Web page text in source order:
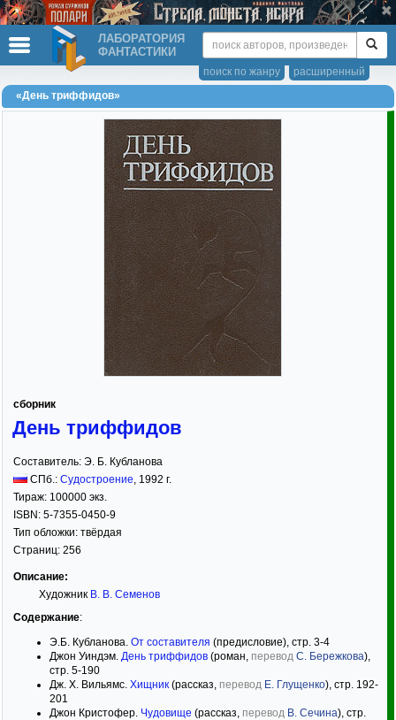
ЛАБОРАТОРИЯ
ФАНТАСТИКИ
расширенный
поиск по жанру
«День триффидов»
сборник
День триффидов
Составитель: Э. Б. Кубланова
СПб.: Судостроение, 1992 г.
Тираж: 100000 экз.
ISBN: 5-7355-0450-9
Тип обложки: твёрдая
Страниц: 256
Описание:
Художник В. В. Семенов
Содержание:
Э.Б. Кубланова. От составителя (предисловие), стр. 3-4
Джон Уиндэм. День триффидов (роман, перевод С. Бережкова),
стр. 5-190
Дж. Х. Вильямс. Хищник (рассказ, перевод Е. Глущенко), стр. 192-
201
Джон Кристофер. Чудовище (рассказ, перевод В. Сечина), стр.